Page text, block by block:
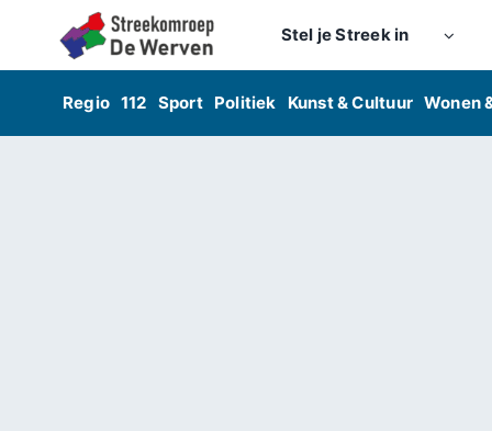
Stel je Streek in
Regio 112 Sport Politiek Kunst & Cultuur Wonen